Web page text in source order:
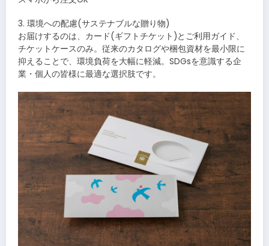
3. 環境への配慮(サステナブルな贈り物)
お届けするのは、カード(ギフトチケット)とご利用ガイド、
チケットケースのみ。従来のカタログや梱包資材を最小限に
抑えることで、環境負荷を大幅に軽減。SDGsを意識する企
業・個人の皆様に最適な選択肢です。